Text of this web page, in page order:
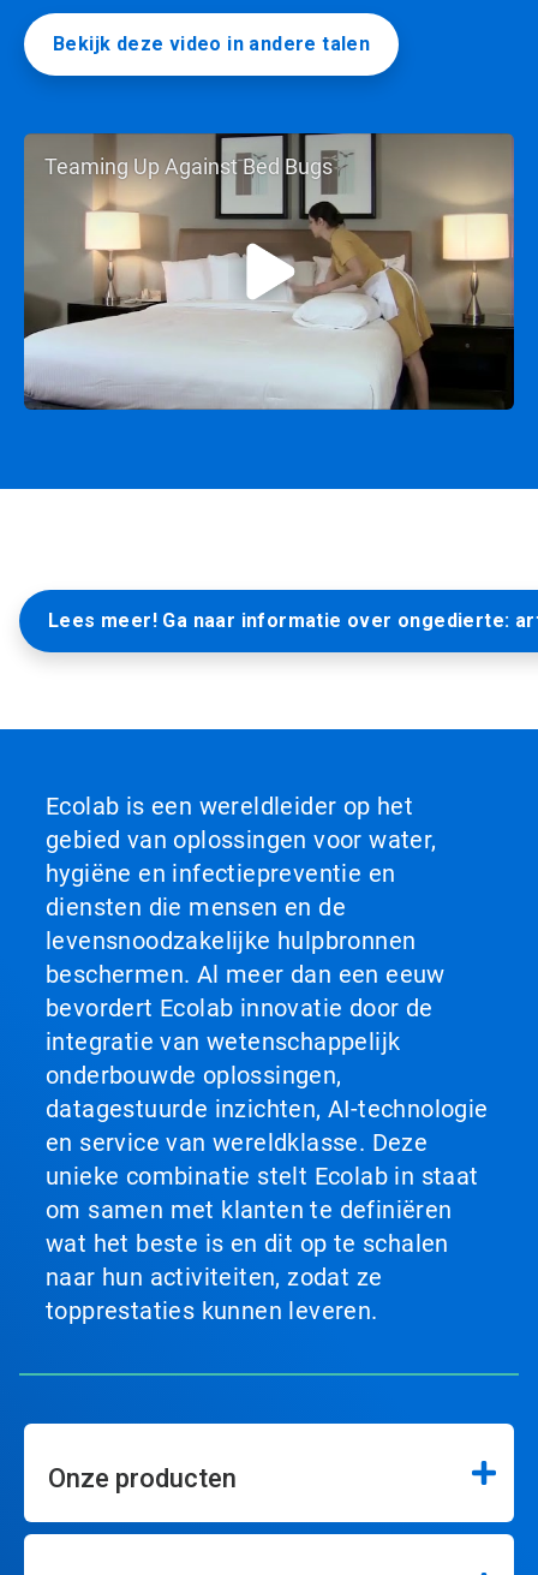
Teaming Up Against Bed Bugs
Bekijk deze video in andere talen
Lees meer! Ga naar informatie over ongedierte:
Ecolab is een wereldleider op het
gebied van oplossingen voor water,
hygiëne en infectiepreventie en
diensten die mensen en de
levensnoodzakelijke hulpbronnen
beschermen. Al meer dan een eeuw
bevordert Ecolab innovatie door de
integratie van wetenschappelijk
onderbouwde oplossingen,
datagestuurde inzichten, AI-technologie
en service van wereldklasse. Deze
unieke combinatie stelt Ecolab in staat
om samen met klanten te definiëren
wat het beste is en dit op te schalen
naar hun activiteiten, zodat ze
topprestaties kunnen leveren.
Onze producten